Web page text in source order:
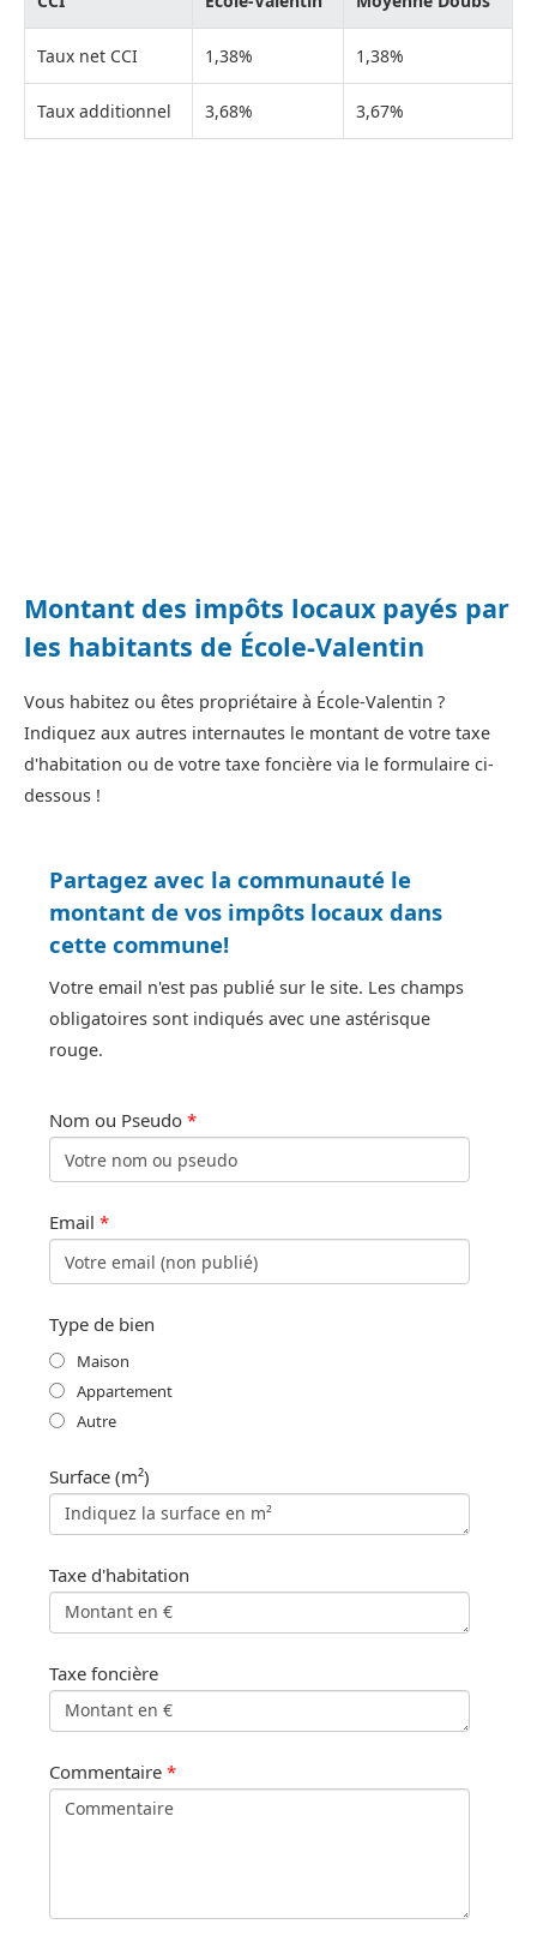
Taux net CCI 1,38% 1,38%
Taux additionnel 3,68% 3,67%
Montant des impôts locaux payés par
les habitants de École-Valentin
Vous habitez ou êtes propriétaire à École-Valentin ?
Indiquez aux autres internautes le montant de votre taxe
d'habitation ou de votre taxe foncière via le formulaire ci-
dessous !
Partagez avec la communauté le
montant de vos impôts locaux dans
cette commune!
Votre email n'est pas publié sur le site. Les champs
obligatoires sont indiqués avec une astérisque
rouge.
Nom ou Pseudo *
Email *
Type de bien
Maison
Appartement
Autre
Surface (m²)
Taxe d'habitation
Taxe foncière
Commentaire *